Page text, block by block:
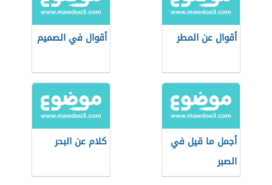
أقوال عن المطر أقوال في الصميم
أجمل ما قيل في
الصبر
كلام عن البحر